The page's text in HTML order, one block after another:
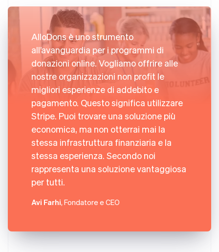
AlloDons è uno strumento
all’avanguardia per i programmi di
donazioni online. Vogliamo offrire alle
nostre organizzazioni non profit le
migliori esperienze di addebito e
pagamento. Questo significa utilizzare
Stripe. Puoi trovare una soluzione più
economica, ma non otterrai mai la
stessa infrastruttura finanziaria e la
stessa esperienza. Secondo noi
rappresenta una soluzione vantaggiosa
per tutti.
Avi Farhi, Fondatore e CEO